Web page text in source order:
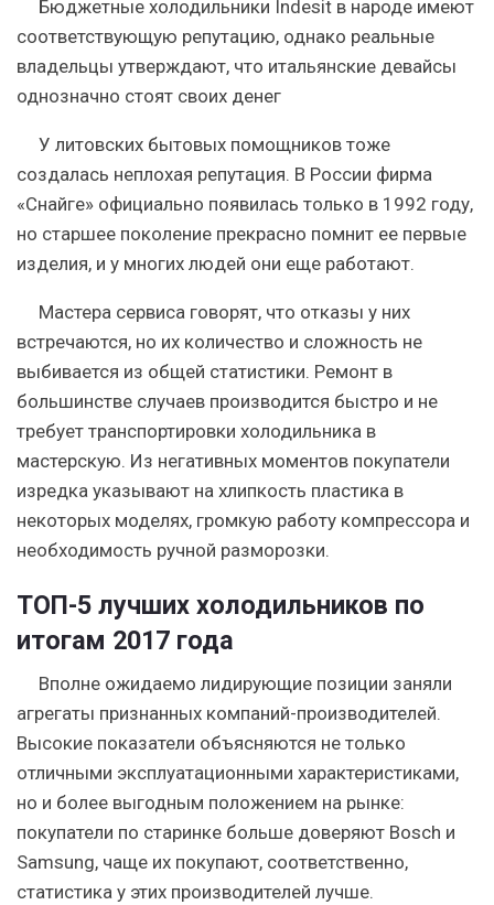
Бюджетные холодильники Indesit в народе имеют
соответствующую репутацию, однако реальные
владельцы утверждают, что итальянские девайсы
однозначно стоят своих денег
У литовских бытовых помощников тоже
создалась неплохая репутация. В России фирма
«Снайге» официально появилась только в 1992 году,
но старшее поколение прекрасно помнит ее первые
изделия, и у многих людей они еще работают.
Мастера сервиса говорят, что отказы у них
встречаются, но их количество и сложность не
выбивается из общей статистики. Ремонт в
большинстве случаев производится быстро и не
требует транспортировки холодильника в
мастерскую. Из негативных моментов покупатели
изредка указывают на хлипкость пластика в
некоторых моделях, громкую работу компрессора и
необходимость ручной разморозки.
ТОП-5 лучших холодильников по
итогам 2017 года
Вполне ожидаемо лидирующие позиции заняли
агрегаты признанных компаний-производителей.
Высокие показатели объясняются не только
отличными эксплуатационными характеристиками,
но и более выгодным положением на рынке:
покупатели по старинке больше доверяют Bosch и
Samsung, чаще их покупают, соответственно,
статистика у этих производителей лучше.